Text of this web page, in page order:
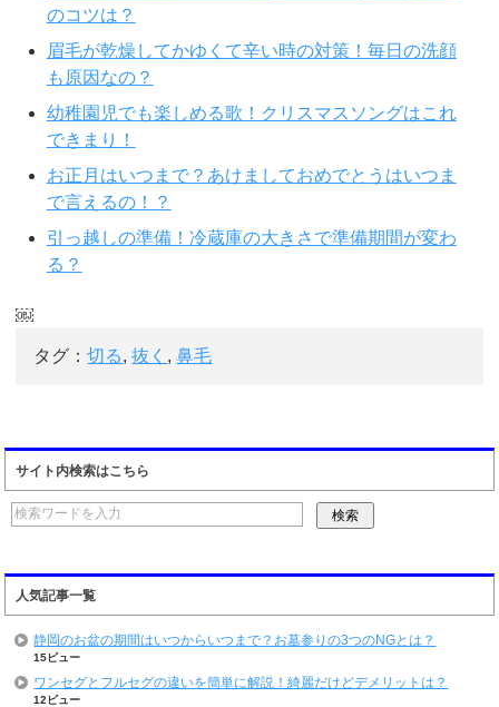
のコツは？
眉毛が乾燥してかゆくて辛い時の対策！毎日の洗顔
も原因なの？
幼稚園児でも楽しめる歌！クリスマスソングはこれ
できまり！
お正月はいつまで？あけましておめでとうはいつま
で言えるの！？
引っ越しの準備！冷蔵庫の大きさで準備期間が変わ
る？
￼
タグ：切る,抜く ,鼻毛
サイト内検索はこちら
人気記事一覧
静岡のお盆の期間はいつからいつまで？お墓参りの3つのNGとは？
15ビュー
ワンセグとフルセグの違いを簡単に解説！綺麗だけどデメリットは？
12ビュー